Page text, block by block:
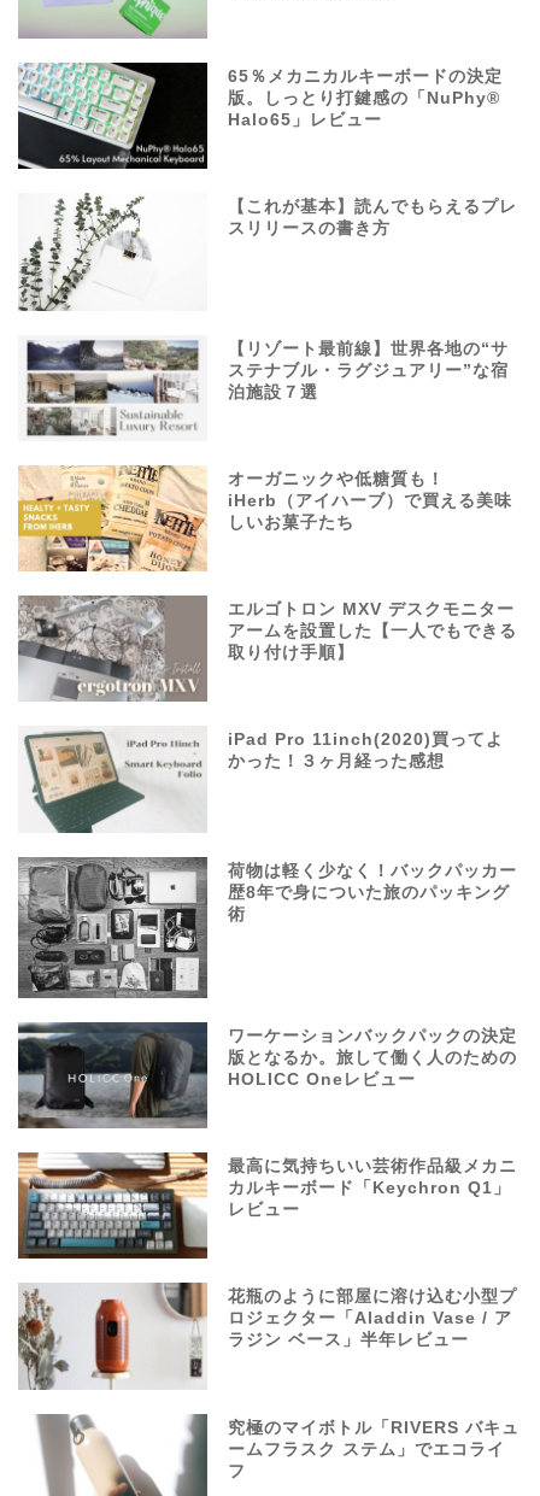
65％メカニカルキーボードの決定
版。しっとり打鍵感の「NuPhy®
Halo65」レビュー
【これが基本】読んでもらえるプレ
スリリースの書き方
【リゾート最前線】世界各地の“サ
ステナブル・ラグジュアリー”な宿
泊施設７選
オーガニックや低糖質も！
iHerb（アイハーブ）で買える美味
しいお菓子たち
エルゴトロン MXV デスクモニター
アームを設置した【一人でもできる
取り付け手順】
iPad Pro 11inch(2020)買ってよ
かった！３ヶ月経った感想
荷物は軽く少なく！バックパッカー
歴8年で身についた旅のパッキング
術
ワーケーションバックパックの決定
版となるか。旅して働く人のための
HOLICC Oneレビュー
最高に気持ちいい芸術作品級メカニ
カルキーボード「Keychron Q1」
レビュー
花瓶のように部屋に溶け込む小型プ
ロジェクター「Aladdin Vase / ア
ラジン ベース」半年レビュー
究極のマイボトル「RIVERS バキュ
ームフラスク ステム」でエコライ
フ